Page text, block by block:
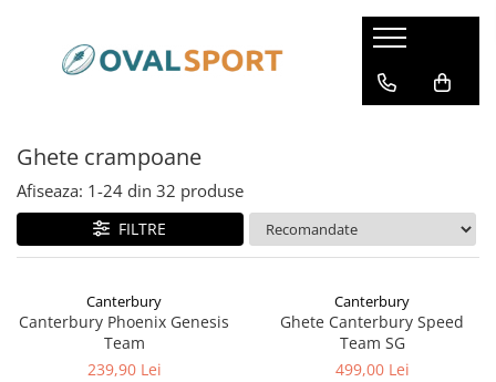
Femei
Incaltaminte
Barbati
Incaltaminte
Ghete crampoane
Afiseaza: 1-24 din 32 produse
FILTRE
Canterbury
Canterbury Phoenix Genesis
Team
239,90 Lei
Canterbury
Ghete Canterbury Speed
Team SG
499,00 Lei